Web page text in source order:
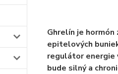
Ghrelín je
epitelových
regulátor
bude silný a